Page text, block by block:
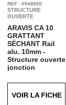
REF : 0948850
STRUCTURE
OUVERTE
ARAVIS CA 10
GRATTANT
SÉCHANT Rail
alu. 10mm -
Structure ouverte
jonction
poinçonnée
Trafic : Intense
Finition : Grattant
VOIR LA FICHE